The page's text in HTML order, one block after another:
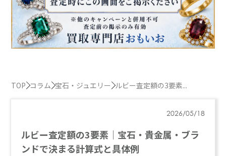
TOP コラム 宝石・ジュエリー ルビー査定額の3要素...
2026/05/18
ルビー査定額の3要素｜宝石・貴金属・ブラ
ンドで決まる計算式と具体例